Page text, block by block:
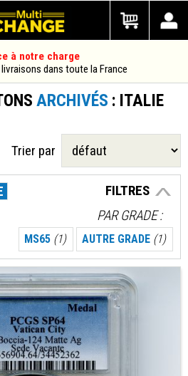
à notre charge
dans toute la France
ARCHIVÉS : ITALIE
Trier par
FILTRES
PAR GRADE
MS65 (1) AUTRE GRADE (1)